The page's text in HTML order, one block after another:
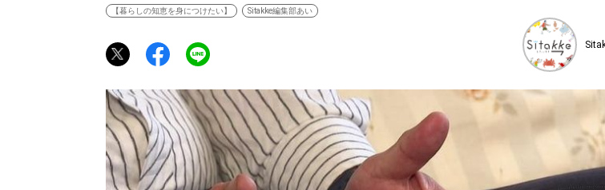
道央
【暮らしの知恵を身につけたい】 Sitakke編集部あい